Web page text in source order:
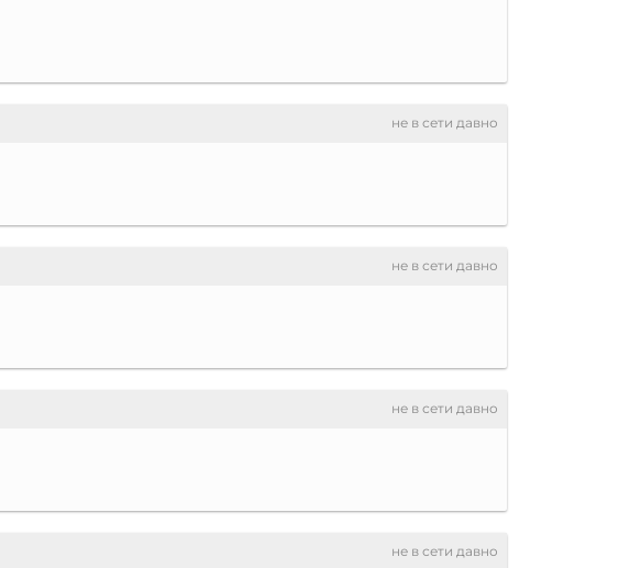
не в сети давно
не в сети давно
не в сети давно
не в сети давно